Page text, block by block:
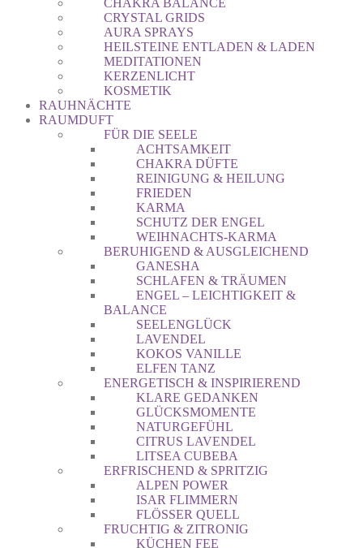
CHAKRA BALANCE
CRYSTAL GRIDS
AURA SPRAYS
HEILSTEINE ENTLADEN & LADEN
MEDITATIONEN
KERZENLICHT
KOSMETIK
RAUHNÄCHTE
RAUMDUFT
FÜR DIE SEELE
ACHTSAMKEIT
CHAKRA DÜFTE
REINIGUNG & HEILUNG
FRIEDEN
KARMA
SCHUTZ DER ENGEL
WEIHNACHTS-KARMA
BERUHIGEND & AUSGLEICHEND
GANESHA
SCHLAFEN & TRÄUMEN
ENGEL – LEICHTIGKEIT &
BALANCE
SEELENGLÜCK
LAVENDEL
KOKOS VANILLE
ELFEN TANZ
ENERGETISCH & INSPIRIEREND
KLARE GEDANKEN
GLÜCKSMOMENTE
NATURGEFÜHL
CITRUS LAVENDEL
LITSEA CUBEBA
ERFRISCHEND & SPRITZIG
ALPEN POWER
ISAR FLIMMERN
FLÖSSER QUELL
FRUCHTIG & ZITRONIG
KÜCHEN FEE